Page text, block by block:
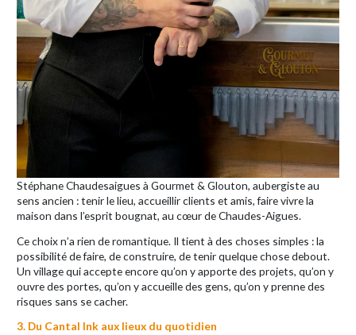
Stéphane Chaudesaigues à Gourmet & Glouton, aubergiste au
sens ancien : tenir le lieu, accueillir clients et amis, faire vivre la
maison dans l’esprit bougnat, au cœur de Chaudes-Aigues.
Ce choix n’a rien de romantique. Il tient à des choses simples : la
possibilité de faire, de construire, de tenir quelque chose debout.
Un village qui accepte encore qu’on y apporte des projets, qu’on y
ouvre des portes, qu’on y accueille des gens, qu’on y prenne des
risques sans se cacher.
3. Du Cantal Ink aux lieux du quotidien